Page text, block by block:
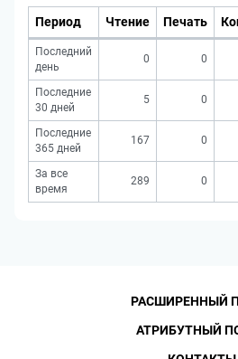
Период Чтение Печать
Последний
день
0 0
Последние
30 дней
5 0
Последние
365 дней
167 0
За все
время
289 0
РАСШИРЕННЫЙ
АТРИБУТНЫЙ